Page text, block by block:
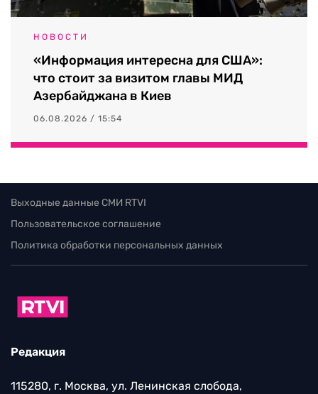
НОВОСТИ
«Информация интересна для США»:
что стоит за визитом главы МИД
Азербайджана в Киев
06.08.2026 / 15:54
Выходные данные СМИ RTVI
Пользовательское соглашение
Политика обработки персональных данных
Редакция
115280, г. Москва, ул. Ленинская слобода,